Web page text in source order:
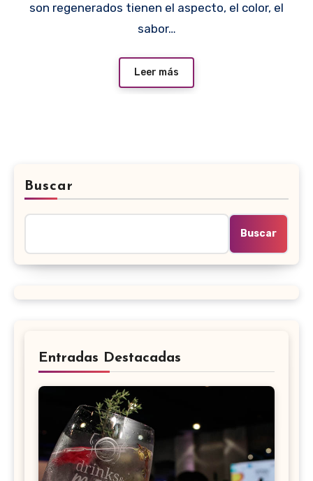
son regenerados tienen el aspecto, el color, el
sabor…
Leer más
Buscar
Buscar
Entradas Destacadas